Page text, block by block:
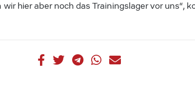
hier aber noch das Trainingslager vor uns“,